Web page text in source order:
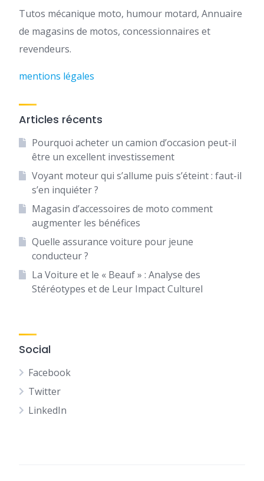
Tutos mécanique moto, humour motard, Annuaire
de magasins de motos, concessionnaires et
revendeurs.
mentions légales
Articles récents
Pourquoi acheter un camion d’occasion peut-il
être un excellent investissement
Voyant moteur qui s’allume puis s’éteint : faut-il
s’en inquiéter ?
Magasin d’accessoires de moto comment
augmenter les bénéfices
Quelle assurance voiture pour jeune
conducteur ?
La Voiture et le « Beauf » : Analyse des
Stéréotypes et de Leur Impact Culturel
Social
Facebook
Twitter
LinkedIn